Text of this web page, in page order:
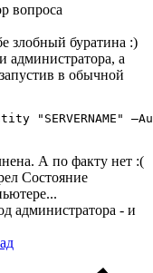
вопроса
злобный буратина :)
администратора, а
в обычной
"SERVERNAME"
А по факту нет :(
Состояние
администратора - и